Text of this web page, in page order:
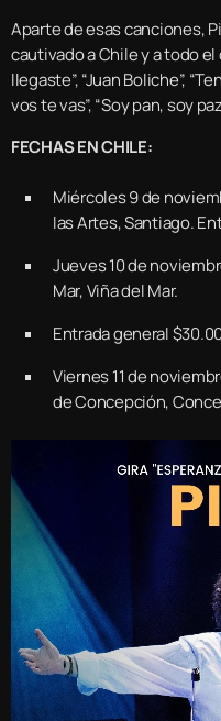
Aparte de esas canciones,
cautivado a Chile y a todo
llegaste”, “Juan Boliche”,
vos te vas”, “Soy pan, soy
FECHAS EN CHILE:
Miércoles 9 de
las Artes, Santiago.
Jueves 10 de
Mar, Viña del Mar.
Entrada general
Viernes 11 de
de Concepción,